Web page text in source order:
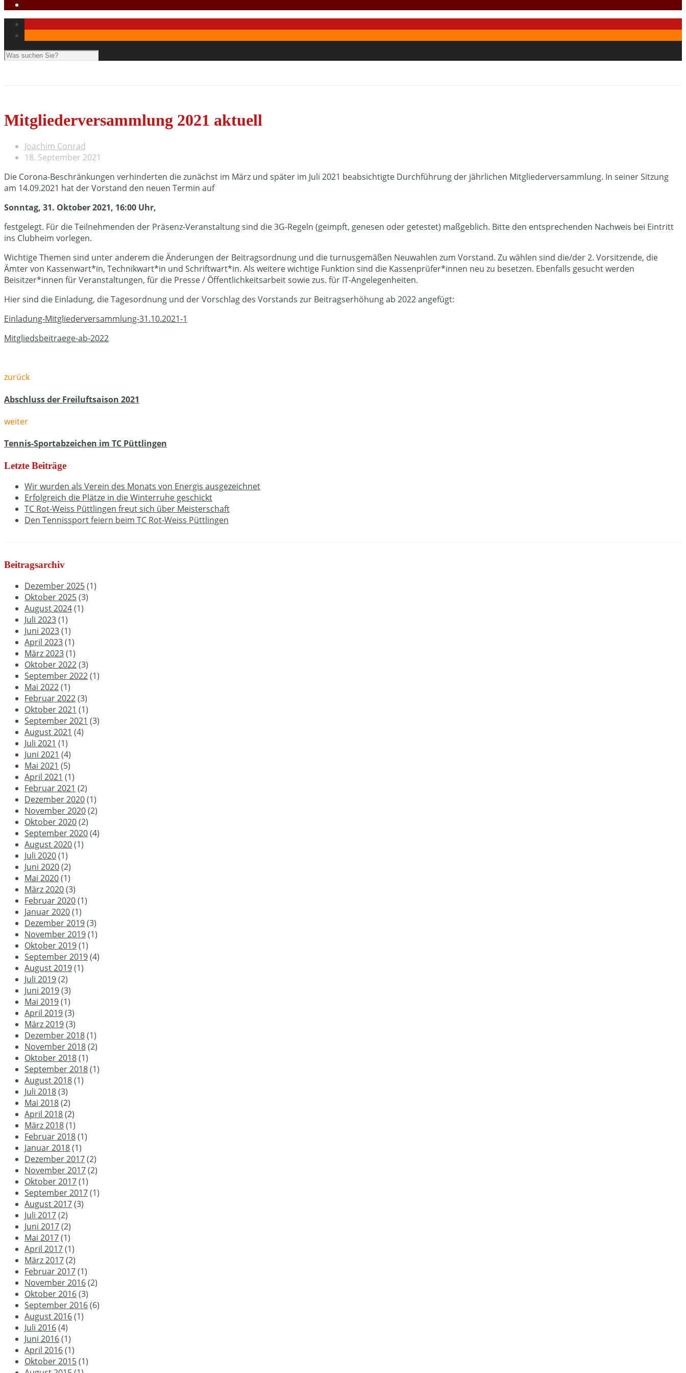
Mitgliederversammlung 2021 aktuell
Joachim Conrad
18. September 2021
Die Corona-Beschränkungen verhinderten die zunächst im März und später im Juli 2021 beabsichtigte Durchführung der jährlichen Mitgliederversammlung. In seiner Sitzung
am 14.09.2021 hat der Vorstand den neuen Termin auf
Sonntag, 31. Oktober 2021, 16:00 Uhr,
festgelegt. Für die Teilnehmenden der Präsenz-Veranstaltung sind die 3G-Regeln (geimpft, genesen oder getestet) maßgeblich. Bitte den entsprechenden Nachweis bei Eintritt
ins Clubheim vorlegen.
Wichtige Themen sind unter anderem die Änderungen der Beitragsordnung und die turnusgemäßen Neuwahlen zum Vorstand. Zu wählen sind die/der 2. Vorsitzende, die
Ämter von Kassenwart*in, Technikwart*in und Schriftwart*in. Als weitere wichtige Funktion sind die Kassenprüfer*innen neu zu besetzen. Ebenfalls gesucht werden
Beisitzer*innen für Veranstaltungen, für die Presse / Öffentlichkeitsarbeit sowie zus. für IT-Angelegenheiten.
Hier sind die Einladung, die Tagesordnung und der Vorschlag des Vorstands zur Beitragserhöhung ab 2022 angefügt:
Einladung-Mitgliederversammlung-31.10.2021-1
Mitgliedsbeitraege-ab-2022
zurück
Abschluss der Freiluftsaison 2021
weiter
Tennis-Sportabzeichen im TC Püttlingen
Letzte Beiträge
Wir wurden als Verein des Monats von Energis ausgezeichnet
Erfolgreich die Plätze in die Winterruhe geschickt
TC Rot-Weiss Püttlingen freut sich über Meisterschaft
Den Tennissport feiern beim TC Rot-Weiss Püttlingen
Beitragsarchiv
Dezember 2025(1)
Oktober 2025(3)
August 2024(1)
Juli 2023(1)
Juni 2023(1)
April 2023(1)
März 2023(1)
Oktober 2022(3)
September 2022(1)
Mai 2022(1)
Februar 2022(3)
Oktober 2021 (1)
September 2021 (3)
August 2021 (4)
Juli 2021 (1)
Juni 2021 (4)
Mai 2021 (5)
April 2021 (1)
Februar 2021 (2)
Dezember 2020(1)
November 2020(2)
Oktober 2020(2)
September 2020(4)
August 2020(1)
Juli 2020(1)
Juni 2020(2)
Mai 2020(1)
März 2020(3)
Februar 2020(1)
Januar 2020(1)
Dezember 2019(3)
November 2019(1)
Oktober 2019(1)
September 2019(4)
August 2019(1)
Juli 2019(2)
Juni 2019(3)
Mai 2019(1)
April 2019(3)
März 2019(3)
Dezember 2018(1)
November 2018(2)
Oktober 2018(1)
September 2018(1)
August 2018(1)
Juli 2018(3)
Mai 2018(2)
April 2018(2)
März 2018(1)
Februar 2018(1)
Januar 2018(1)
Dezember 2017(2)
November 2017(2)
Oktober 2017(1)
September 2017(1)
August 2017(3)
Juli 2017(2)
Juni 2017(2)
Mai 2017(1)
April 2017(1)
März 2017(2)
Februar 2017(1)
November 2016(2)
Oktober 2016(3)
September 2016(6)
August 2016(1)
Juli 2016(4)
Juni 2016(1)
April 2016(1)
Oktober 2015(1)